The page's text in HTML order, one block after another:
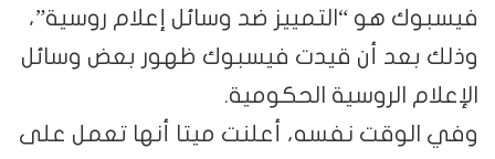
فيسبوك هو “التمييز ضد وسائل إعلام روسية”،
وذلك بعد أن قيدت فيسبوك ظهور بعض وسائل
الإعلام الروسية الحكومية.
وفي الوقت نفسه، أعلنت ميتا أنها تعمل على